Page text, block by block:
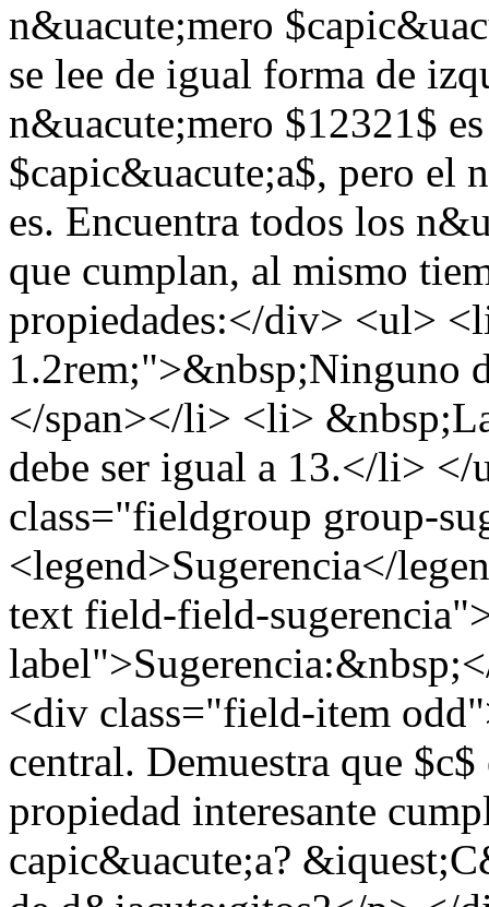
n&uacute;mero
se lee de igual forma de
n&uacute;mero $12321$
$capic&uacute;a$, pero el
es. Encuentra todos los
que cumplan, al mismo
propiedades:</div> <ul>
1.2rem;">&nbsp;Ninguno
</span></li> <li>
debe ser igual a 13.</li>
class="fieldgroup group-
<legend>Sugerencia</
text field-field-
<div class="field-item
central. Demuestra que
propiedad interesante
capic&uacute;a?